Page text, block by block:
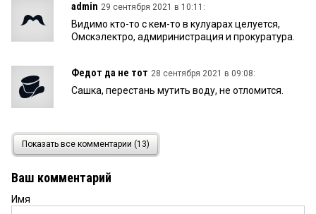
admin 29 сентября 2021 в 10:11:
Видимо кто-то с кем-то в кулуарах целуется,
Омскэлектро, адмиринистрация и прокуратура.
Федот да не тот 28 сентября 2021 в 09:08:
Сашка, перестань мутить воду, не отломится.
https://kvnews.ru/img/tpl/ava/ava1.jpg
2021 в 17:04:
Мэр Омска очередной Фургал в Думе РФ.Аещё
висяк по Горгазу,кто её тащил в Думу,кто
след.комитет,прокуратура,МВД.ФСБ.Слабо.
Показать все комментарии (13)
Ваш комментарий
Имя